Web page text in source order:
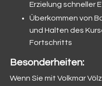
Erzielung schneller
Überkommen von
und Halten des
Fortschritts
Besonderheiten:
Wenn Sie mit Volkmar